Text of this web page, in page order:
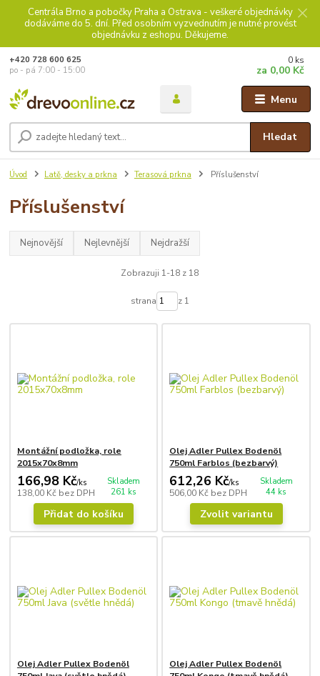
Centrála Brno a pobočky Praha a Ostrava - veškeré objednávky
dodáváme do 5. dní. Před osobním vyzvednutím je nutné provést
objednávku z eshopu. Děkujeme.
Menu
Hledat
+420 728 600 625
po - pá 7:00 - 15:00
0 ks
za 0,00 Kč
Úvod Latě, desky a prkna Terasová prkna Příslušenství
Příslušenství
Nejnovější Nejlevnější Nejdražší
Zobrazuji 1-18 z 18
strana z 1
Montážní podložka, role
2015x70x8mm
166,98 Kč/ks
138,00 Kč bez DPH
Skladem
261 ks
Přidat do košíku
Olej Adler Pullex Bodenöl
750ml Farblos (bezbarvý)
612,26 Kč/ks
506,00 Kč bez DPH
Skladem
44 ks
Zvolit variantu
Olej Adler Pullex Bodenöl
Olej Adler Pullex Bodenöl